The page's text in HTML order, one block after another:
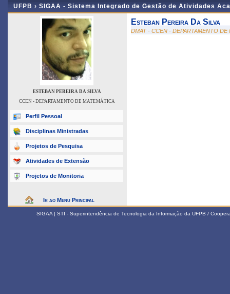
UFPB › SIGAA - Sistema Integrado de Gestão de Atividades
ESTEBAN PEREIRA DA SILVA
CCEN - DEPARTAMENTO DE MATEMÁTICA
Perfil Pessoal
Disciplinas Ministradas
Projetos de Pesquisa
Atividades de Extensão
Projetos de Monitoria
Ir ao Menu Principal
Esteban Pereira Da Silva
DMAT - CCEN - DEPARTAMENTO DE
SIGAA | STI - Superintendência de Tecnologia da Informação da UFPB /